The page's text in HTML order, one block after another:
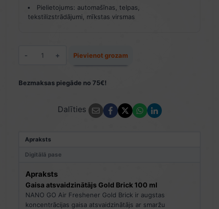
Pielietojums: automašīnas, telpas,
tekstilizstrādājumi, mīkstas virsmas
atsvaidzinātājs
Brick
daudzums
Pievienot grozam
Bezmaksas piegāde no 75€!
Dalīties
Apraksts
Digitālā pase
Apraksts
Gaisa atsvaidzinātājs Gold Brick 100 ml
NANO GO Air Freshener Gold Brick ir augstas
koncentrācijas gaisa atsvaidzinātājs ar smaržu